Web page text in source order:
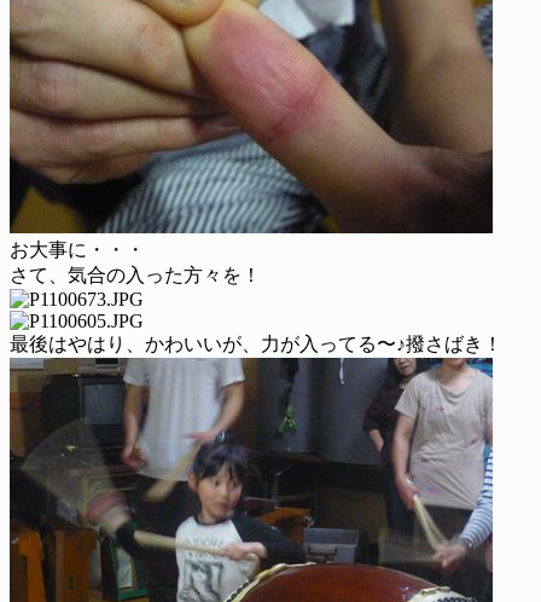
お大事に・・・
さて、気合の入った方々を！
最後はやはり、かわいいが、力が入ってる〜♪撥さばき！